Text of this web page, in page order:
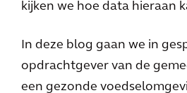
kijken we hoe data hieraan
In deze blog gaan we in
opdrachtgever van de
een gezonde